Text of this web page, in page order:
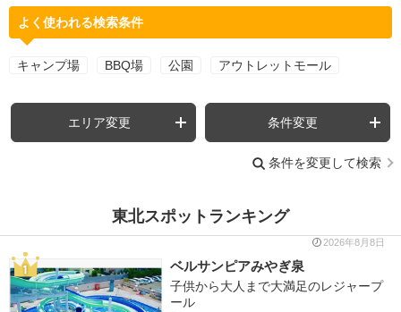
よく使われる検索条件
キャンプ場 BBQ場 公園 アウトレットモール
エリア変更 条件変更
条件を変更して検索
東北スポットランキング
2026年8月8日
ベルサンピアみやぎ泉
子供から大人まで大満足のレジャープ
ール